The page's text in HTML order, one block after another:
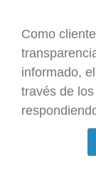
Como
informado,
través de